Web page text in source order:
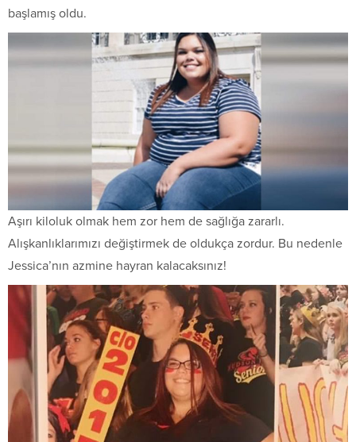
başlamış oldu.
Aşırı kiloluk olmak hem zor hem de sağlığa zararlı.
Alışkanlıklarımızı değiştirmek de oldukça zordur. Bu nedenle
Jessica’nın azmine hayran kalacaksınız!